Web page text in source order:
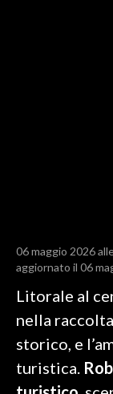
CALCIO
CALCIO REGIONALE
BASKET
VOLLEY
MOTORI
TENNIS
ALTRI SPORT
06 maggio 2026
aggiornato il 06
Litorale al
nella
storico, e
turistica.